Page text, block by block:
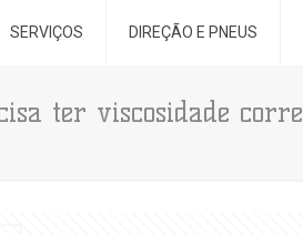
SERVIÇOS DIREÇÃO E PNEUS
ter viscosidade